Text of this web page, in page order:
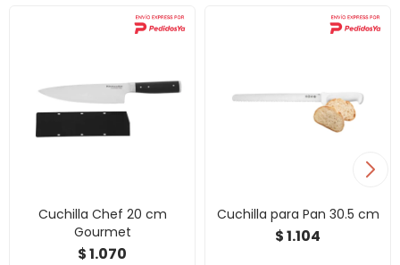
Cuchilla Chef 20 cm
Gourmet
$1.070
Cuchilla para Pan 30.5 cm
$1.104